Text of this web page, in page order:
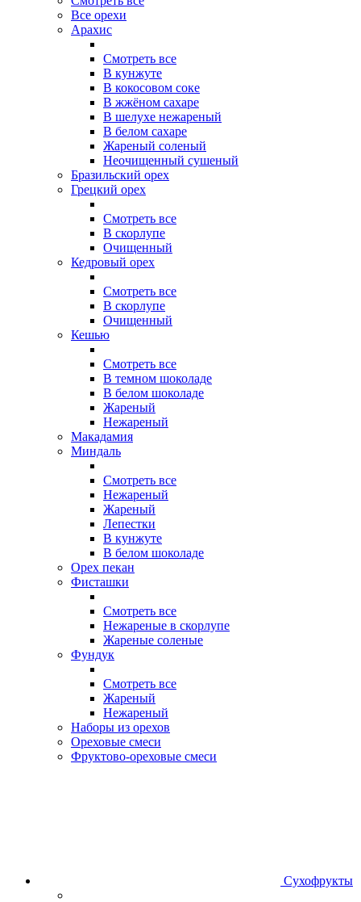
Все орехи
Арахис
Смотреть все
В кунжуте
В кокосовом соке
В жжёном сахаре
В шелухе нежареный
В белом сахаре
Жареный соленый
Неочищенный сушеный
Бразильский орех
Грецкий орех
Смотреть все
В скорлупе
Очищенный
Кедровый орех
Смотреть все
В скорлупе
Очищенный
Кешью
Смотреть все
В темном шоколаде
В белом шоколаде
Жареный
Нежареный
Макадамия
Миндаль
Смотреть все
Нежареный
Жареный
Лепестки
В кунжуте
В белом шоколаде
Орех пекан
Фисташки
Смотреть все
Нежареные в скорлупе
Жареные соленые
Фундук
Смотреть все
Жареный
Нежареный
Наборы из орехов
Ореховые смеси
Фруктово-ореховые смеси
Сухофрукты